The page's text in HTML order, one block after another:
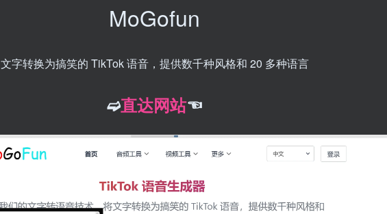
MoGofun
文字转换为搞笑的 TikTok 语音，提供数千种风格和 20 多种语言
➫直达网站☜